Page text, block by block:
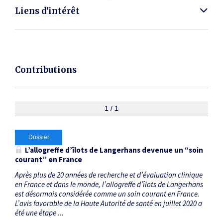
Liens d'intérêt
Contributions
1 / 1
Dossier
L’allogreffe d’îlots de Langerhans ­devenue un “soin
courant” en France
Après plus de 20 années de recherche et d’évaluation clinique
en France et dans le monde, l’allogreffe d’îlots de Langerhans
est désormais considérée comme un soin courant en France.
L’avis favorable de la Haute Autorité de santé en juillet 2020 a
été une étape ...